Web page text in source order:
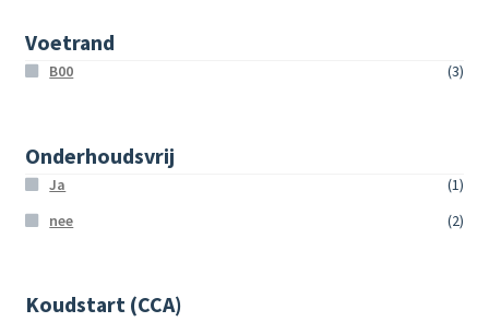
Voetrand
B00 (3)
Onderhoudsvrij
Ja
(1)
nee
(2)
Koudstart (CCA)